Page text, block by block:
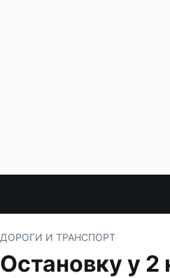
ДОРОГИ И ТРАНСПОРТ
Остановку у